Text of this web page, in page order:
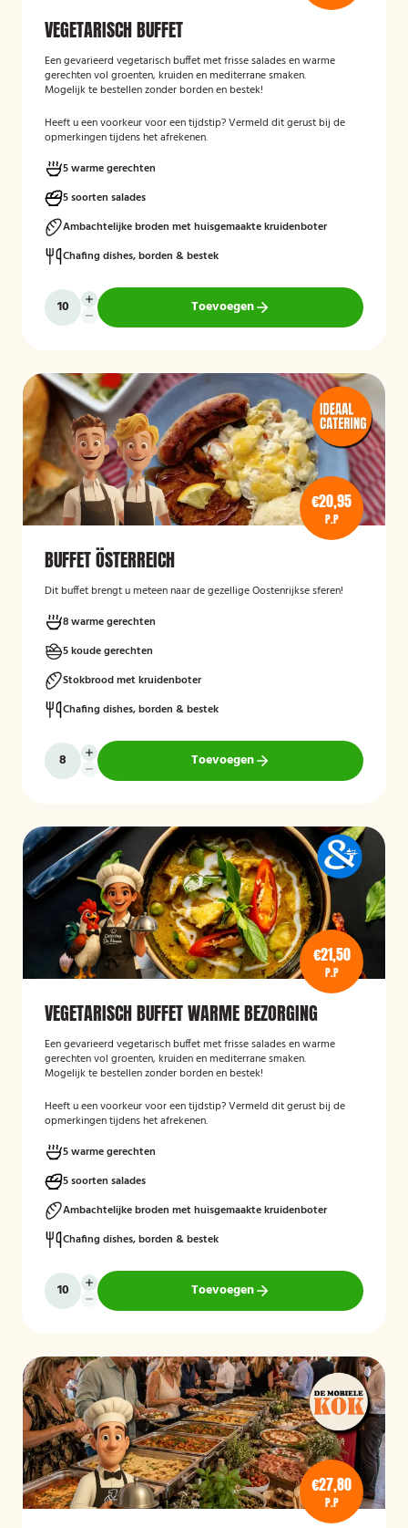
VEGETARISCH BUFFET
Een gevarieerd vegetarisch buffet met frisse salades en warme
gerechten vol groenten, kruiden en mediterrane smaken.
Mogelijk te bestellen zonder borden en bestek!
Heeft u een voorkeur voor een tijdstip? Vermeld dit gerust bij de
opmerkingen tijdens het afrekenen.
5 warme gerechten
5 soorten salades
Ambachtelijke broden met huisgemaakte kruidenboter
Chafing dishes, borden & bestek
Toevoegen
€20,95
P.P
BUFFET ÖSTERREICH
Dit buffet brengt u meteen naar de gezellige Oostenrijkse sferen!
8 warme gerechten
5 koude gerechten
Stokbrood met kruidenboter
Chafing dishes, borden & bestek
Toevoegen
€21,50
P.P
VEGETARISCH BUFFET WARME BEZORGING
Een gevarieerd vegetarisch buffet met frisse salades en warme
gerechten vol groenten, kruiden en mediterrane smaken.
Mogelijk te bestellen zonder borden en bestek!
Heeft u een voorkeur voor een tijdstip? Vermeld dit gerust bij de
opmerkingen tijdens het afrekenen.
5 warme gerechten
5 soorten salades
Ambachtelijke broden met huisgemaakte kruidenboter
Chafing dishes, borden & bestek
Toevoegen
€27,80
P.P